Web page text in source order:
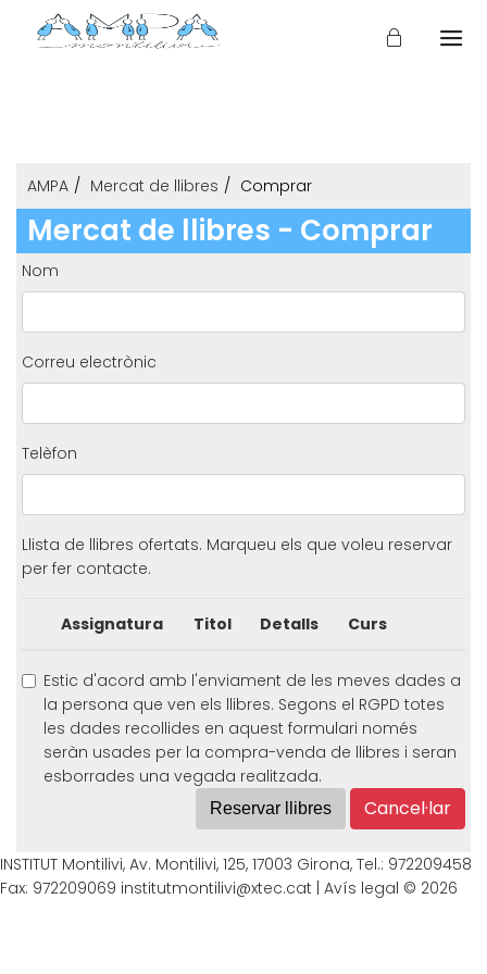
AMPA Mercat de llibres Comprar
Mercat de llibres - Comprar
Nom
Correu electrònic
Telèfon
Llista de llibres ofertats. Marqueu els que voleu reservar
per fer contacte.
Assignatura Titol Detalls Curs
Estic d'acord amb l'enviament de les meves dades a
la persona que ven els llibres. Segons el RGPD totes
les dades recollides en aquest formulari només
seràn usades per la compra-venda de llibres i seran
esborrades una vegada realitzada.
Reservar llibres Cancel·lar
INSTITUT Montilivi, Av. Montilivi, 125, 17003 Girona, Tel.: 972209458
Fax: 972209069 institutmontilivi@xtec.cat | Avís legal © 2026